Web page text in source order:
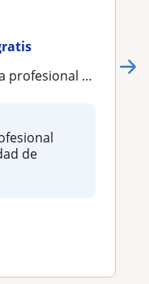
de clarinete, saxofón, solfeo y
de